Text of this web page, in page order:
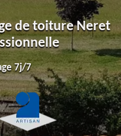
de toiture Neret
7j/7